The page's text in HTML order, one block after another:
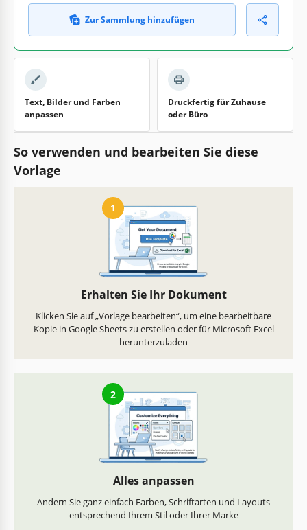
Zur Sammlung hinzufügen
Text, Bilder und Farben
anpassen
Druckfertig für Zuhause
oder Büro
So verwenden und bearbeiten Sie diese
Vorlage
1
Erhalten Sie Ihr Dokument
Klicken Sie auf „Vorlage bearbeiten“, um eine bearbeitbare
Kopie in Google Sheets zu erstellen oder für Microsoft Excel
herunterzuladen
2
Alles anpassen
Ändern Sie ganz einfach Farben, Schriftarten und Layouts
entsprechend Ihrem Stil oder Ihrer Marke